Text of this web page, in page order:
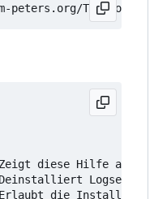
Tim/
diese Hilfe an
Logseq